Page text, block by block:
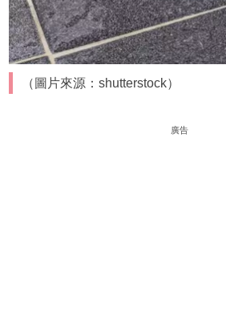
（圖片來源：shutterstock）
廣告